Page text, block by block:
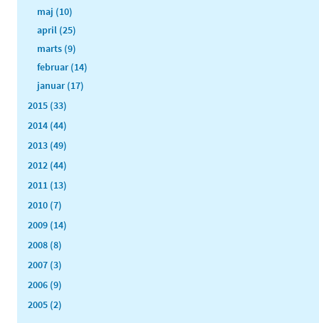
maj (10)
april (25)
marts (9)
februar (14)
januar (17)
2015 (33)
2014 (44)
2013 (49)
2012 (44)
2011 (13)
2010 (7)
2009 (14)
2008 (8)
2007 (3)
2006 (9)
2005 (2)